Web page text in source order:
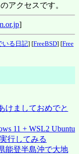
アクセスです。
]
いる日記] [FreeBSD] [Free
けましておめでと
11 + WSL2 Ubuntu
行してみる
能登半島沖で大地